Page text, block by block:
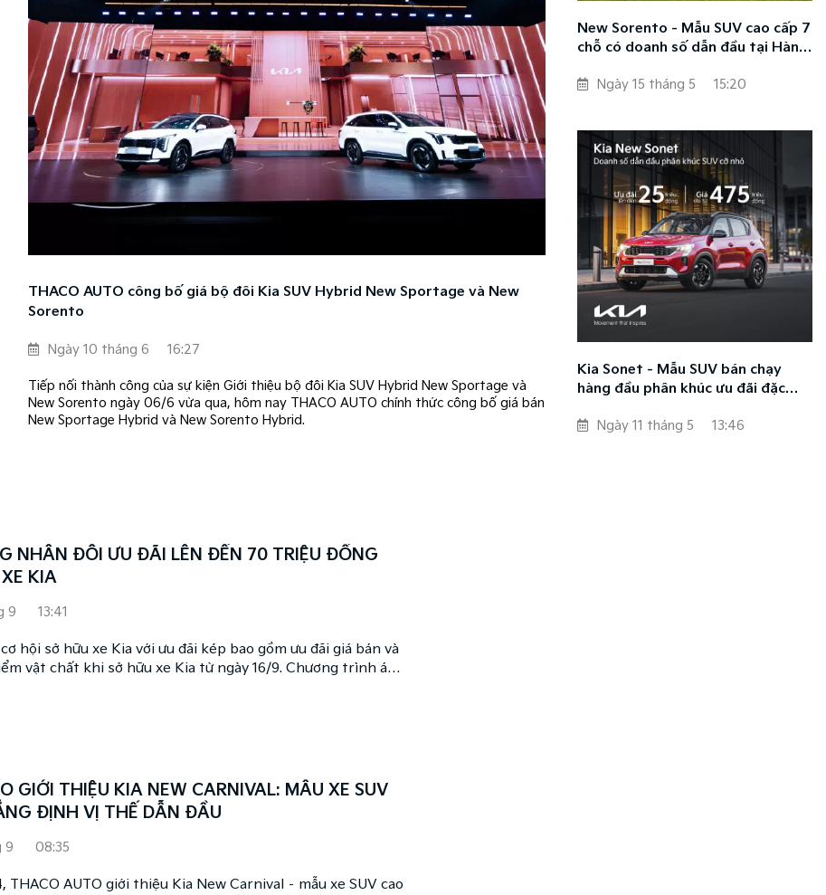
THACO AUTO công bố giá bộ đôi Kia SUV Hybrid New Sportage và New
Sorento
Ngày 10 tháng 6 16:27
Tiếp nối thành công của sự kiện Giới thiệu bộ đôi Kia SUV Hybrid New Sportage và
New Sorento ngày 06/6 vừa qua, hôm nay THACO AUTO chính thức công bố giá bán
New Sportage Hybrid và New Sorento Hybrid.
New Sorento - Mẫu SUV cao cấp 7
chỗ có doanh số dẫn đầu tại Hàn
Ngày 15 tháng 5
15:20
Kia Sonet - Mẫu SUV bán chạy
hàng đầu phân khúc ưu đãi đặc
Ngày 11 tháng 5
13:46
NHÂN ĐÔI ƯU ĐÃI LÊN ĐẾN 70 TRIỆU ĐỒNG
KIA
9 13:41
hội sở hữu xe Kia với ưu đãi kép bao gồm ưu đãi giá bán và
vật chất khi sở hữu xe Kia từ ngày 16/9. Chương trình áp
GIỚI THIỆU KIA NEW CARNIVAL: MẪU XE SUV
ĐỊNH VỊ THẾ DẪN ĐẦU
9 08:35
THACO AUTO giới thiệu Kia New Carnival – mẫu xe SUV cao